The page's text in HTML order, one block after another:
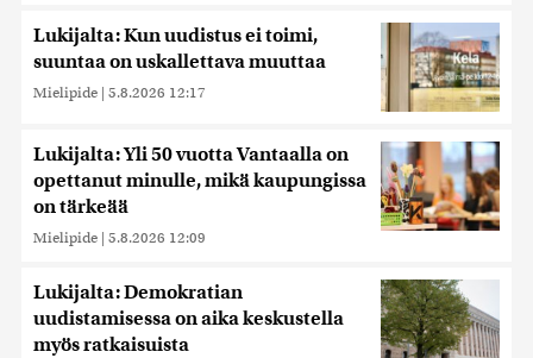
Lukijalta: Kun uudistus ei toimi,
suuntaa on uskallettava muuttaa
Mielipide | 5.8.2026 12:17
Lukijalta: Yli 50 vuotta Vantaalla on
opettanut minulle, mikä kaupungissa
on tärkeää
Mielipide | 5.8.2026 12:09
Lukijalta: Demokratian
uudistamisessa on aika keskustella
myös ratkaisuista